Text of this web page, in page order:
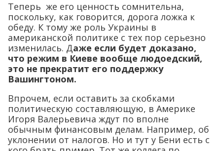
Теперь же его ценность сомнительна,
поскольку, как говорится, дорога ложка к
обеду. К тому же роль Украины в
американской политике с тех пор серьезно
изменилась. Даже если будет доказано,
что режим в Киеве вообще людоедский,
это не прекратит его поддержку
Вашингтоном.
Впрочем, если оставить за скобками
политическую составляющую, в Америке
Игоря Валерьевича ждут по вполне
обычным финансовым делам. Например, об
уклонении от налогов. Но и тут у Бени есть с